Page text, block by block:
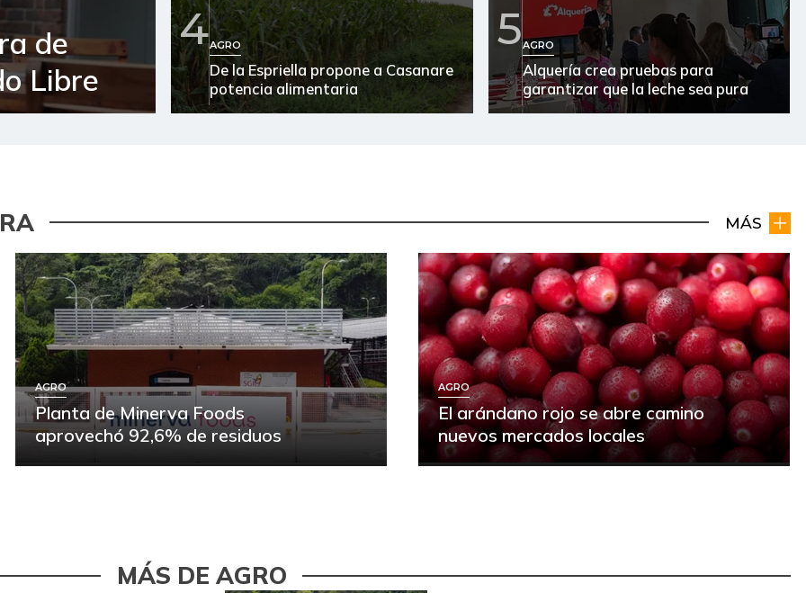
de
Libre
4AGRO
De la Espriella propone a Casanare
potencia alimentaria
5AGRO
Alquería crea pruebas para
garantizar que la leche sea pura
MÁS
AGRO
Planta de Minerva Foods
aprovechó 92,6% de residuos
AGRO
El arándano rojo se abre camino
nuevos mercados locales
MÁS DE AGRO